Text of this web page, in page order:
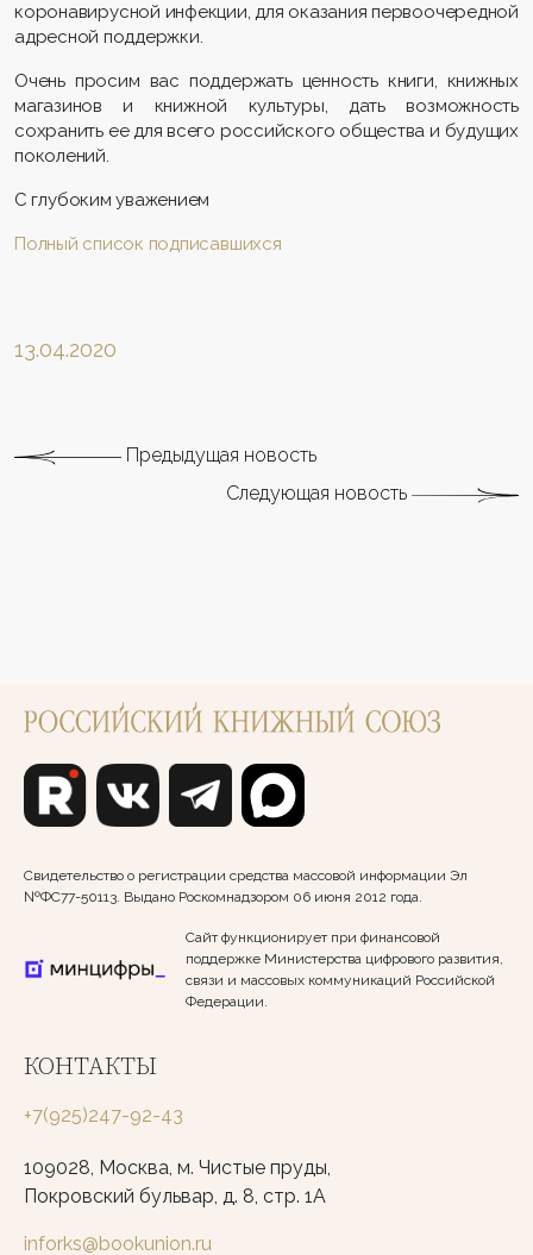
коронавирусной инфекции, для оказания первоочередной
адресной поддержки.
Очень просим вас поддержать ценность книги, книжных
магазинов и книжной культуры, дать возможность
сохранить ее для всего российского общества и будущих
поколений.
С глубоким уважением
Полный список подписавшихся
13.04.2020
Предыдущая новость
Следующая новость
Свидетельство о регистрации средства массовой информации Эл
№ФС77-50113. Выдано Роскомнадзором 06 июня 2012 года.
Сайт функционирует при финансовой
поддержке Министерства цифрового развития,
связи и массовых коммуникаций Российской
Федерации.
КОНТАКТЫ
+7(925)247-92-43
109028, Москва, м. Чистые пруды,
Покровский бульвар, д. 8, стр. 1А
inforks@bookunion.ru